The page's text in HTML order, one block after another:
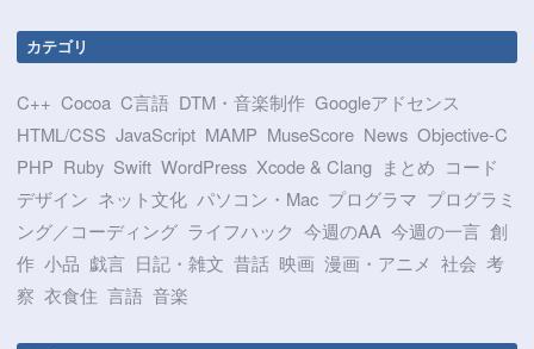
カテゴリ
C++ Cocoa C言語 DTM・音楽制作 Googleアドセンス
HTML/CSS JavaScript MAMP MuseScore News Objective-C
PHP Ruby Swift WordPress Xcode & Clang まとめ コード
デザイン ネット文化 パソコン・Mac プログラマ プログラミ
ング／コーディング ライフハック 今週のAA 今週の一言 創
作 小品 戯言 日記・雑文 昔話 映画 漫画・アニメ 社会 考
察 衣食住 言語 音楽